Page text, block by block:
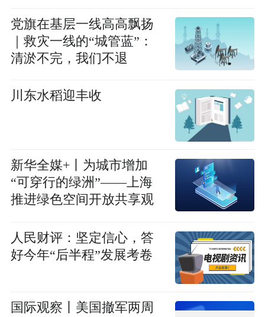
党旗在基层一线高高飘扬
｜救灾一线的“城管蓝”：
清淤不完，我们不退
川东水稻迎丰收
新华全媒+丨为城市增加
“可穿行的绿洲”——上海
推进绿色空间开放共享观
人民财评：坚定信心，答
好今年“后半程”发展考卷
国际观察丨美国撤军两周